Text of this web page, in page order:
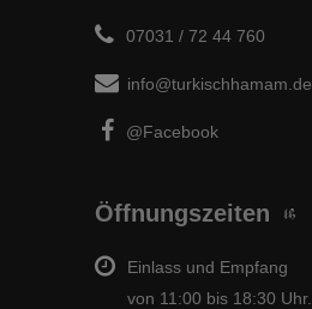
07031 / 72 44 760
info@turkischhamam.de
@Facebook
Öffnungszeiten
Einlass und Empfang
von 11:00 bis 18:30 Uhr.